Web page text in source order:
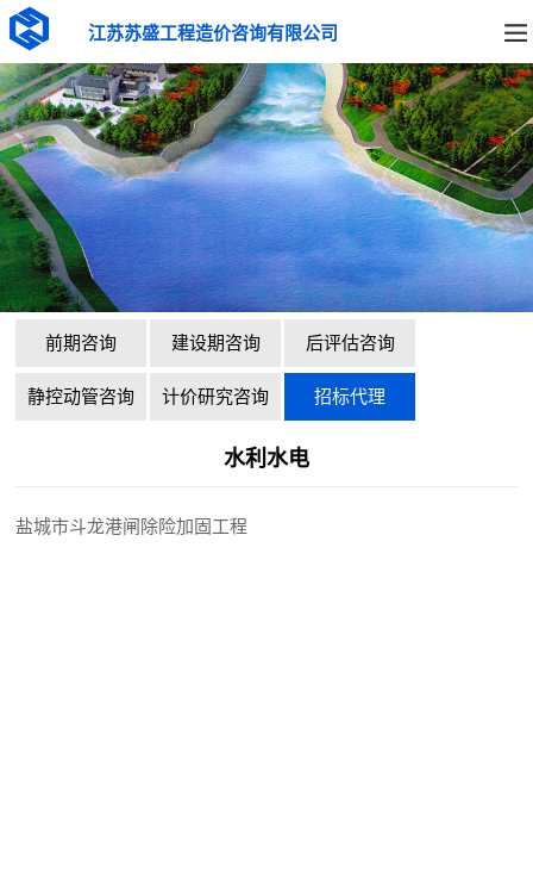
江苏苏盛工程造价咨询有限公司
前期咨询 建设期咨询 后评估咨询
静控动管咨询 计价研究咨询 招标代理
水利水电
盐城市斗龙港闸除险加固工程